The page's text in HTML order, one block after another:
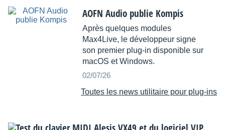
AOFN Audio publie Kompis
Après quelques modules
Max4Live, le développeur signe
son premier plug-in disponible sur
macOS et Windows.
02/07/26
Toutes les news utilitaire pour plug-ins